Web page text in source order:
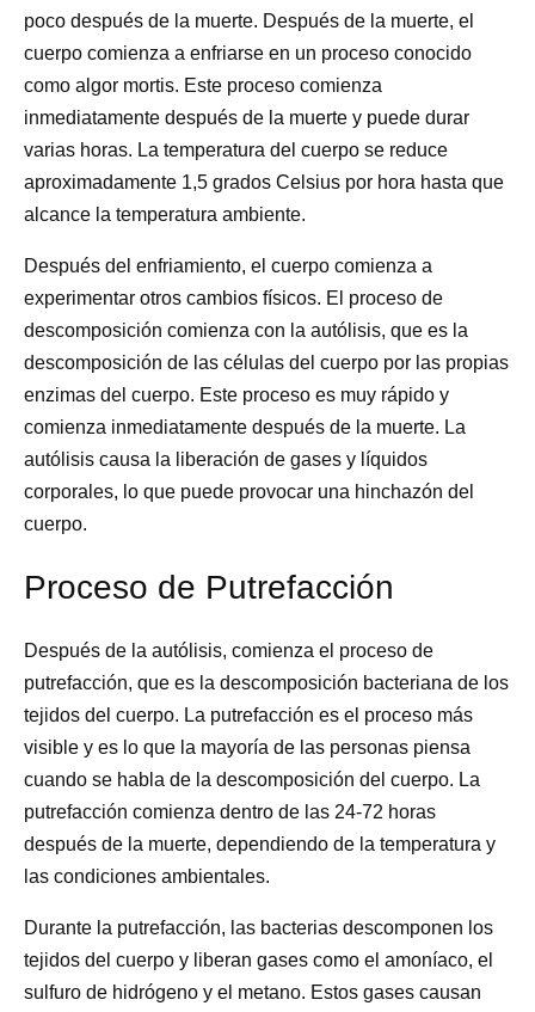
poco después de la muerte. Después de la muerte, el
cuerpo comienza a enfriarse en un proceso conocido
como algor mortis. Este proceso comienza
inmediatamente después de la muerte y puede durar
varias horas. La temperatura del cuerpo se reduce
aproximadamente 1,5 grados Celsius por hora hasta que
alcance la temperatura ambiente.
Después del enfriamiento, el cuerpo comienza a
experimentar otros cambios físicos. El proceso de
descomposición comienza con la autólisis, que es la
descomposición de las células del cuerpo por las propias
enzimas del cuerpo. Este proceso es muy rápido y
comienza inmediatamente después de la muerte. La
autólisis causa la liberación de gases y líquidos
corporales, lo que puede provocar una hinchazón del
cuerpo.
Proceso de Putrefacción
Después de la autólisis, comienza el proceso de
putrefacción, que es la descomposición bacteriana de los
tejidos del cuerpo. La putrefacción es el proceso más
visible y es lo que la mayoría de las personas piensa
cuando se habla de la descomposición del cuerpo. La
putrefacción comienza dentro de las 24-72 horas
después de la muerte, dependiendo de la temperatura y
las condiciones ambientales.
Durante la putrefacción, las bacterias descomponen los
tejidos del cuerpo y liberan gases como el amoníaco, el
sulfuro de hidrógeno y el metano. Estos gases causan